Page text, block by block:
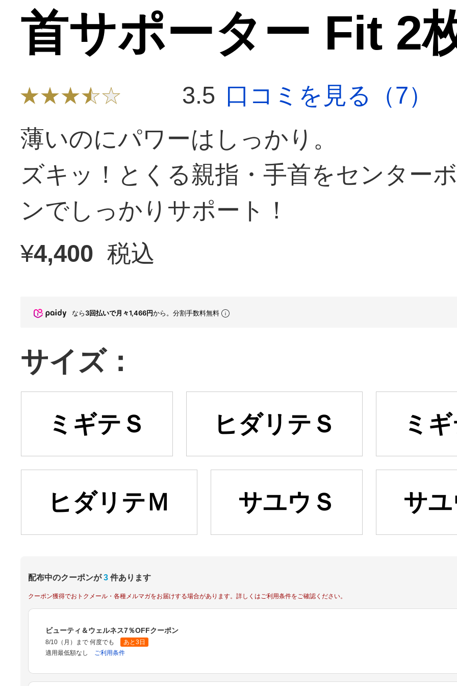
首サポーター Fit 2
3.5 口コミを見る（7）
薄いのにパワーはしっかり。
ズキッ！とくる親指・手首をセンター
ンでしっかりサポート！
¥4,400 税込
なら3回払いで月々1,466円から。分割手数料無料
サイズ：
ミギテＳ ヒダリテＳ ミ
ヒダリテＭ サユウＳ サ
配布中のクーポンが 3 件あります
クーポン獲得でおトクメール・各種メルマガをお届けする場合があります。詳しくはご利用条件をご確認ください。
ビューティ＆ウェルネス7％OFFクーポン
8/10（月）まで 何度でも
あと3日
適用最低額なし
ご利用条件